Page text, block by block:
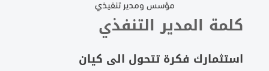
مؤسس ومدير تنفيذي
كلمة المدير التنفذي
استثمارك فكرة تتحول الى كيان